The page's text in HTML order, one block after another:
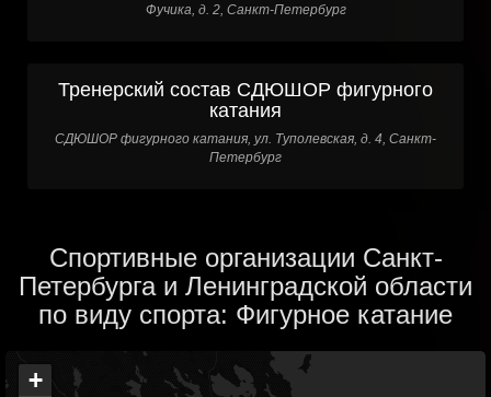
Фучика, д. 2, Санкт-Петербург
Тренерский состав СДЮШОР фигурного
катания
СДЮШОР фигурного катания, ул. Туполевская, д. 4, Санкт-
Петербург
Спортивные организации Санкт-
Петербурга и Ленинградской области
по виду спорта: Фигурное катание
+